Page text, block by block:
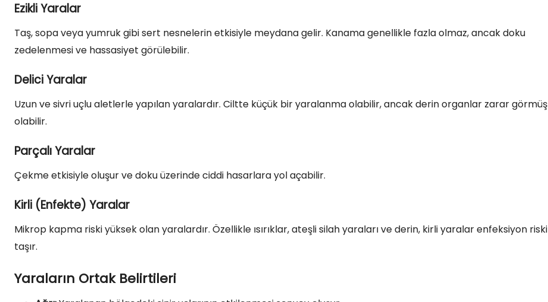
Ezikli Yaralar
Taş, sopa veya yumruk gibi sert nesnelerin etkisiyle meydana gelir. Kanama genellikle fazla olmaz, ancak doku
zedelenmesi ve hassasiyet görülebilir.
Delici Yaralar
Uzun ve sivri uçlu aletlerle yapılan yaralardır. Ciltte küçük bir yaralanma olabilir, ancak derin organlar zarar görmüş
olabilir.
Parçalı Yaralar
Çekme etkisiyle oluşur ve doku üzerinde ciddi hasarlara yol açabilir.
Kirli (Enfekte) Yaralar
Mikrop kapma riski yüksek olan yaralardır. Özellikle ısırıklar, ateşli silah yaraları ve derin, kirli yaralar enfeksiyon riski
taşır.
Yaraların Ortak Belirtileri